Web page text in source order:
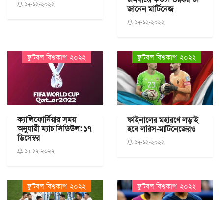
১৭-১২-২০২২
জানেন মার্টিনেজ
১৭-১২-২০২২
ফুটবল বিশ্বকাপ ২০২২
ক্যালিফোর্নিয়ার সময়
অনুযায়ী ম্যাচ সিডিউল: ১৭
ডিসেম্বর
১৭-১২-২০২২
ফুটবল বিশ্বকাপ ২০২২
ফাইনালের মহারণে লড়াই
হবে লরিস-মার্টিনেজেরও
১৭-১২-২০২২
ফুটবল বিশ্বকাপ ২০২২ ফুটবল বিশ্বকাপ ২০২২